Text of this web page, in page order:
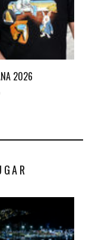
2026